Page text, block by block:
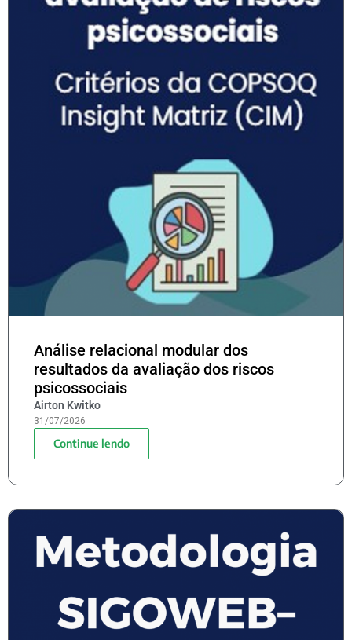
Análise relacional modular dos
resultados da avaliação dos riscos
psicossociais
Airton Kwitko
31/07/2026
Continue lendo